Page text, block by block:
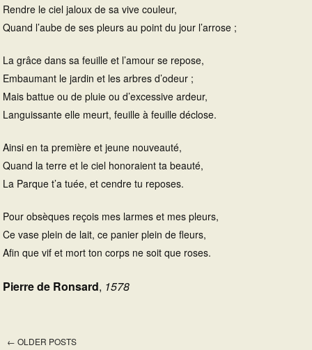
Rendre le ciel jaloux de sa vive couleur,
Quand l’aube de ses pleurs au point du jour l’arrose ;
La grâce dans sa feuille et l’amour se repose,
Embaumant le jardin et les arbres d’odeur ;
Mais battue ou de pluie ou d’excessive ardeur,
Languissante elle meurt, feuille à feuille déclose.
Ainsi en ta première et jeune nouveauté,
Quand la terre et le ciel honoraient ta beauté,
La Parque t’a tuée, et cendre tu reposes.
Pour obsèques reçois mes larmes et mes pleurs,
Ce vase plein de lait, ce panier plein de fleurs,
Afin que vif et mort ton corps ne soit que roses.
Pierre de Ronsard, 1578
← OLDER POSTS